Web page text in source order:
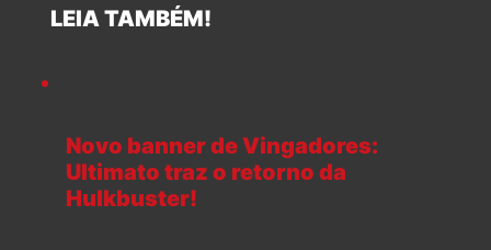
LEIA TAMBÉM!
Novo banner de Vingadores:
Ultimato traz o retorno da
Hulkbuster!